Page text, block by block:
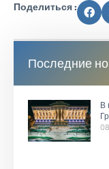
Поделиться :
Последние
В